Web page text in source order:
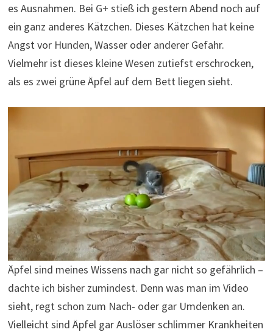
es Ausnahmen. Bei G+ stieß ich gestern Abend noch auf
ein ganz anderes Kätzchen. Dieses Kätzchen hat keine
Angst vor Hunden, Wasser oder anderer Gefahr.
Vielmehr ist dieses kleine Wesen zutiefst erschrocken,
als es zwei grüne Äpfel auf dem Bett liegen sieht.
Äpfel sind meines Wissens nach gar nicht so gefährlich –
dachte ich bisher zumindest. Denn was man im Video
sieht, regt schon zum Nach- oder gar Umdenken an.
Vielleicht sind Äpfel gar Auslöser schlimmer Krankheiten